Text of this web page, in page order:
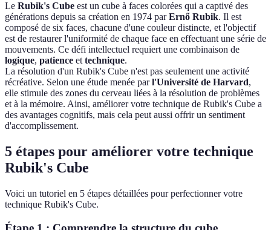
Le Rubik's Cube est un cube à faces colorées qui a captivé des
générations depuis sa création en 1974 parErnő Rubik. Il est
composé de six faces, chacune d'une couleur distincte, et l'objectif
est de restaurer l'uniformité de chaque face en effectuant une série de
mouvements. Ce défi intellectuel requiert une combinaison de
logique, patience ettechnique.
La résolution d'un Rubik's Cube n'est pas seulement une activité
récréative. Selon une étude menée parl'Université de Harvard,
elle stimule des zones du cerveau liées à la résolution de problèmes
et à la mémoire. Ainsi, améliorer votre technique de Rubik's Cube a
des avantages cognitifs, mais cela peut aussi offrir un sentiment
d'accomplissement.
5 étapes pour améliorer votre technique
Rubik's Cube
Voici un tutoriel en 5 étapes détaillées pour perfectionner votre
technique Rubik's Cube.